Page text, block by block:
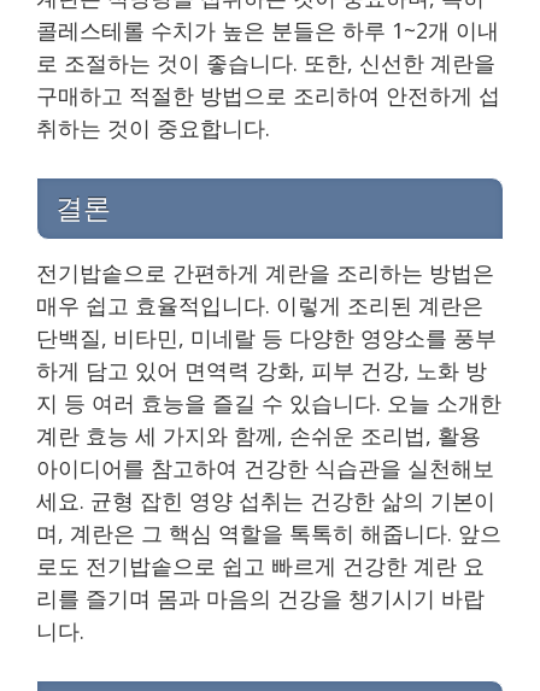
콜레스테롤 수치가 높은 분들은 하루 1~2개 이내
로 조절하는 것이 좋습니다. 또한, 신선한 계란을
구매하고 적절한 방법으로 조리하여 안전하게 섭
취하는 것이 중요합니다.
결론
전기밥솥으로 간편하게 계란을 조리하는 방법은
매우 쉽고 효율적입니다. 이렇게 조리된 계란은
단백질, 비타민, 미네랄 등 다양한 영양소를 풍부
하게 담고 있어 면역력 강화, 피부 건강, 노화 방
지 등 여러 효능을 즐길 수 있습니다. 오늘 소개한
계란 효능 세 가지와 함께, 손쉬운 조리법, 활용
아이디어를 참고하여 건강한 식습관을 실천해보
세요. 균형 잡힌 영양 섭취는 건강한 삶의 기본이
며, 계란은 그 핵심 역할을 톡톡히 해줍니다. 앞으
로도 전기밥솥으로 쉽고 빠르게 건강한 계란 요
리를 즐기며 몸과 마음의 건강을 챙기시기 바랍
니다.